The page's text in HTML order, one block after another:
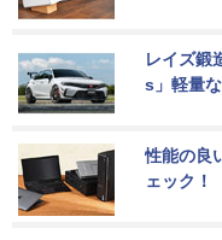
レイズ鍛
s」軽量
性能の良
ェック！